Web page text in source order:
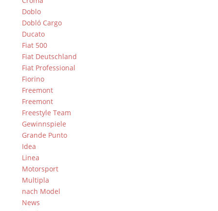
Doblo
Dobló Cargo
Ducato
Fiat 500
Fiat Deutschland
Fiat Professional
Fiorino
Freemont
Freemont
Freestyle Team
Gewinnspiele
Grande Punto
Idea
Linea
Motorsport
Multipla
nach Model
News